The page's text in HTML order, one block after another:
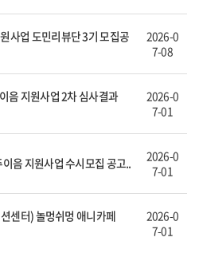
사업 도민리뷰단 3기 모집공
2026-0
7-08
음 지원사업 2차 심사결과
2026-0
7-01
음 지원사업 수시모집 공고..
2026-0
7-01
센터) 놀멍쉬멍 애니카페
2026-0
7-01